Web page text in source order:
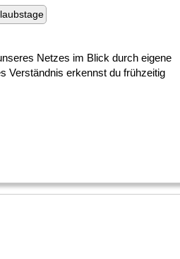
Netzes im Blick durch eigene
Verständnis erkennst du frühzeitig